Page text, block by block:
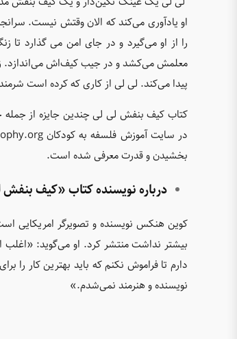
او یادآوری می‌کند که الان وقتش نیست.
را از او می‌گیرد و در جای امن می گذارد تا
معلمش می‌کشد و در جیب کیف‌‌اش می‌اندازد.
پیدا می‌کند. لی لی از کاری که کرده است
کتاب کیف بنفش لی لی چندین جایزه از
بخشیدن و قدرت معرفی شده است.
درباره نویسنده کتاب «کیف
کوین هنکس نویسنده و تصویرگر امریکایی
بیشتر نداشت منتشر کرد. او می‌گوید: «اغلب
دارم تا فراموش نکنم که باید بهترین کار
نویسنده و هنرمند نمی‌شدم.»